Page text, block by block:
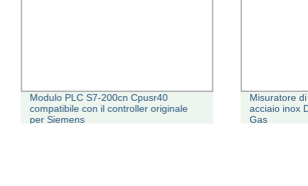
Modulo PLC S7-200cn Cpusr40
compatibile con il controller originale
per Siemens
Misuratore
acciaio inox
Gas